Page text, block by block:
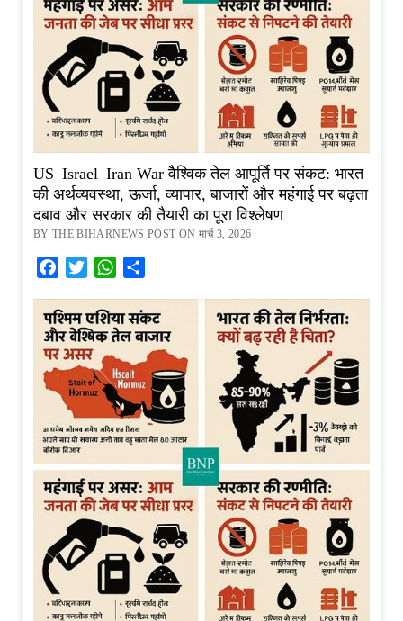
US–Israel–Iran War वैश्विक तेल आपूर्ति पर संकट: भारत
की अर्थव्यवस्था, ऊर्जा, व्यापार, बाजारों और महंगाई पर बढ़ता
दबाव और सरकार की तैयारी का पूरा विश्लेषण
BY THE BIHARNEWS POST ON मार्च 3, 2026
Facebook
TwitterWhatsApp